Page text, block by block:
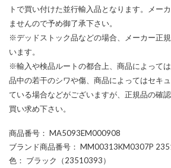
トで買い付けた並行輸入品となります。メー
ませんので予め御了承下さい。
※デッドストック品などの場合、メーカー正
います。
※輸入や検品ルートの都合上、商品によって
品中の若干のシワや傷、商品によってはセキ
ている場合などがございますが、正規品の確
買い求め下さい。
商品番号 ： MA5093EM000908
ブランド商品番号 ： MM00313KM0307P
色 ： ブラック（23510393）